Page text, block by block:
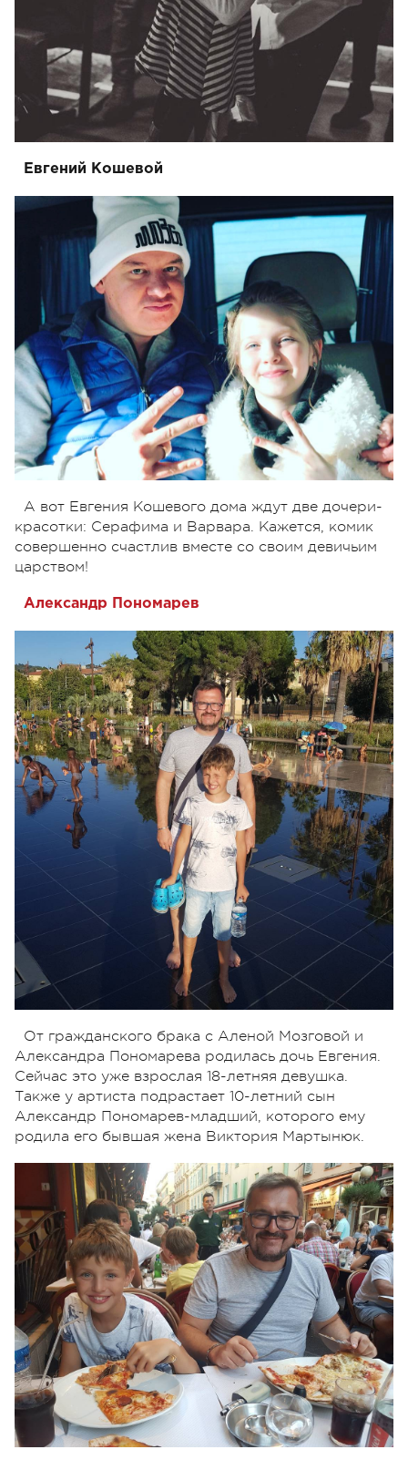
Евгений Кошевой
А вот Евгения Кошевого дома ждут две дочери-
красотки: Серафима и Варвара. Кажется, комик
совершенно счастлив вместе со своим девичьим
царством!
Александр Пономарев
От гражданского брака с Аленой Мозговой и
Александра Пономарева родилась дочь Евгения.
Сейчас это уже взрослая 18-летняя девушка.
Также у артиста подрастает 10-летний сын
Александр Пономарев-младший, которого ему
родила его бывшая жена Виктория Мартынюк.